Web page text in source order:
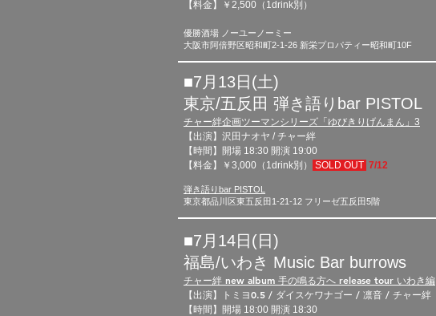
【料金】￥2,500（1drink別）
優勝酒場 ノーユーノーミー
大阪市阿倍野区昭和町2-1-26 新栄プロパティー昭和町10F
■7月13日(土)​
東京/五反田 ​弾き語りbar PISTOL
チャー絆企画ツーマンシリーズ「ゆびきりげんまん」3
【出演】沢田ナオヤ /チャー絆
【時間】開場 18:30 開演 19:00
【料金】￥3,000（1drink別）
SOLD OUT 7/12
弾き語りbar PISTOL
東京都品川区東五反田1-21-12 フリーゼ五反田5階
■7月14日(日)​
福島/いわき ​Music Bar burrows
チャー絆 new album 手の鳴る方へ release tour いわき編
【出演】 トミヨ0.5 / ダイスケワナゴー / 凛音 / チャー絆
【時間】開場 18:00 開演 18:30